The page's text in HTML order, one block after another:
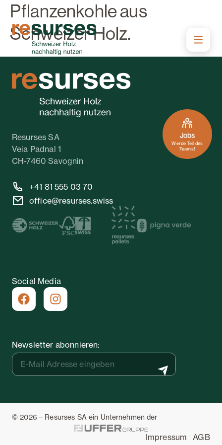
Jobs
Werde Teil des
Teams!
Pflanzen­kohle aus
Schweizer Holz.
Resurses SA
Veia Padnal 1
CH-7460 Savognin
+41 81 555 03 70
office@resurses.swiss
Social Media
Newsletter abonnieren:
© 2026 – Resurses SA ein Unternehmen der
Impressum AGB